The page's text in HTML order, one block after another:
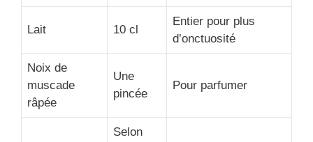
Lait 10 cl
Entier pour plus
d’onctuosité
Noix de
muscade
râpée
Une
pincée
Pour parfumer
Selon